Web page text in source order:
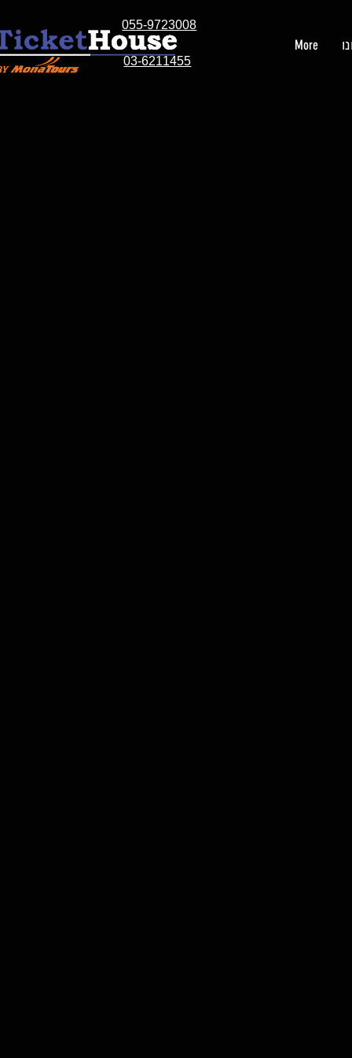
055-9723008
03-6211455
More